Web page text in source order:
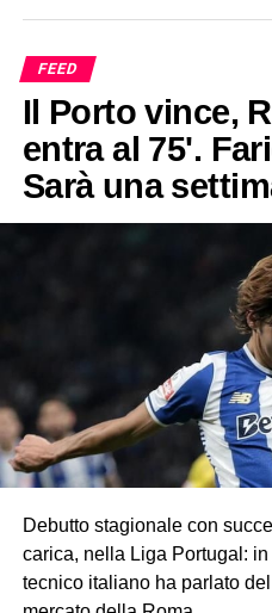
FEED
Il Porto vince,
entra al 75'.
Sarà una
Debutto stagionale con
carica, nella Liga Portugal: in
tecnico italiano ha parlato